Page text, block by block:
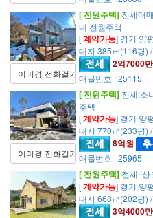
[ 전원주택] 전세매
내 전원주택
[계약가능] 경기 양
대지 385㎡(116평)
2억7000
매물번호 : 25115
이미경 전화걸기
[ 전원주택] 전세:소
주택
[계약가능] 경기 양
대지 770㎡(233평)
8억원
매물번호 : 25965
이미경 전화걸기
[ 전원주택] 전세!!
[계약가능] 경기 양
대지 668㎡(202평)
3억4000